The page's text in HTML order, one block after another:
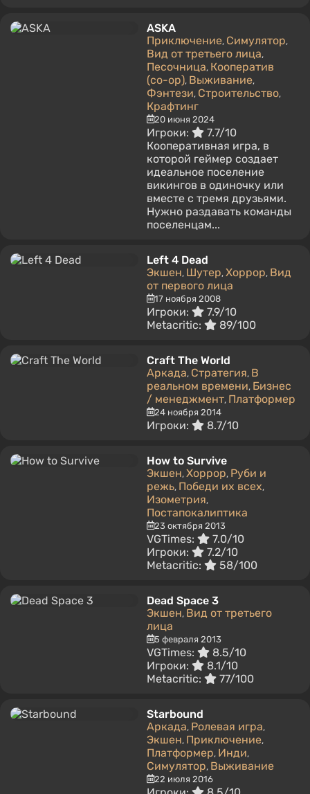
ASKA
Приключение, Симулятор,
Вид от третьего лица,
Песочница, Кооператив
(co-op), Выживание,
Фэнтези, Строительство,
Крафтинг
20 июня 2024
Игроки:
7.7/10
Кооперативная игра, в
которой геймер создает
идеальное поселение
викингов в одиночку или
вместе с тремя друзьями.
Нужно раздавать команды
поселенцам...
Left 4 Dead
Экшен, Шутер, Хоррор, Вид
от первого лица
17 ноября 2008
Игроки:
7.9/10
Metacritic:
89/100
Craft The World
Аркада, Стратегия, В
реальном времени, Бизнес
/ менеджмент, Платформер
24 ноября 2014
Игроки: 8.7/10
How to Survive
Экшен, Хоррор, Руби и
режь, Победи их всех,
Изометрия,
Постапокалиптика
23 октября 2013
VGTimes:
7.0/10
Игроки:
7.2/10
Metacritic:
58/100
Dead Space 3
Экшен, Вид от третьего
лица
5 февраля 2013
VGTimes:
8.5/10
Игроки:
8.1/10
Metacritic:
77/100
Starbound
Аркада, Ролевая игра,
Экшен, Приключение,
Платформер, Инди,
Симулятор, Выживание
22 июля 2016